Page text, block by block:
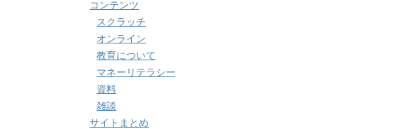
コンテンツ
スクラッチ
オンライン
教育について
マネーリテラシー
資料
雑談
サイトまとめ